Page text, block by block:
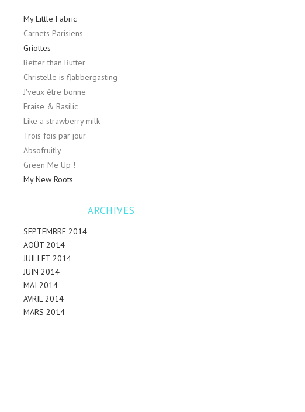
My Little Fabric
Carnets Parisiens
Griottes
Better than Butter
Christelle is flabbergasting
J'veux être bonne
Fraise & Basilic
Like a strawberry milk
Trois fois par jour
Absofruitly
Green Me Up !
My New Roots
ARCHIVES
SEPTEMBRE 2014
AOÛT 2014
JUILLET 2014
JUIN 2014
MAI 2014
AVRIL 2014
MARS 2014